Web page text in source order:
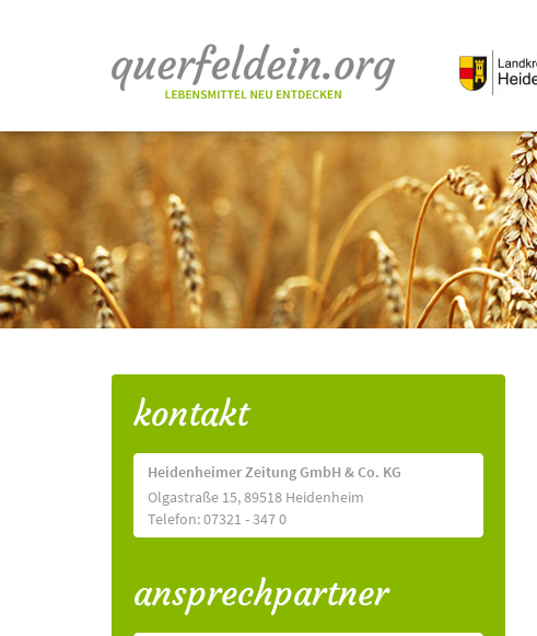
kontakt
Heidenheimer Zeitung GmbH & Co. KG
Olgastraße 15, 89518 Heidenheim
Telefon: 07321 - 347 0
ansprechpartner